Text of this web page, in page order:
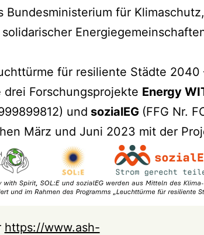
Bundesministerium für
für resiliente Städte
Forschungsprojekte Energy
und sozialEG (FFG Nr.
März und Juni 2023 mit der
https://www.ash-